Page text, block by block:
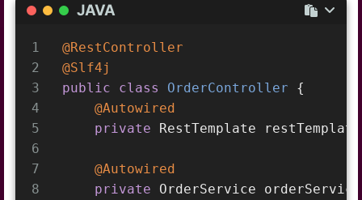
JAVA
1
2
3
4
5
6
7
8
@RestController
@Slf4j
public
class OrderController
{
@Autowired
private RestTemplate
@Autowired
private OrderService